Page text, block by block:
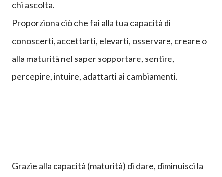
chi ascolta.
Proporziona ciò che fai alla tua capacità di
conoscerti, accettarti, elevarti, osservare, creare o
alla maturità nel saper sopportare, sentire,
percepire, intuire, adattarti ai cambiamenti.
Grazie alla capacità (maturità) di dare, diminuisci la